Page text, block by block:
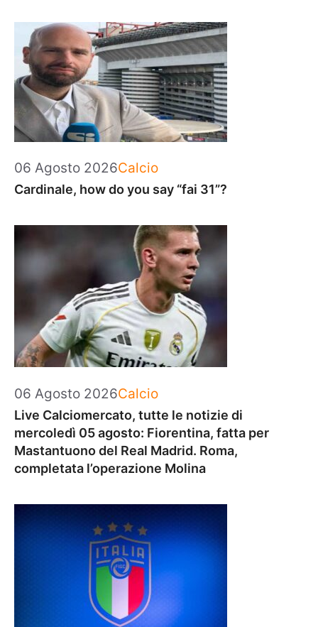
06 Agosto 2026Categorie
Calcio
Cardinale, how do you say “fai 31”?
06 Agosto 2026Categorie
Calcio
Live Calciomercato, tutte le notizie di
mercoledì 05 agosto: Fiorentina, fatta per
Mastantuono del Real Madrid. Roma,
completata l’operazione Molina